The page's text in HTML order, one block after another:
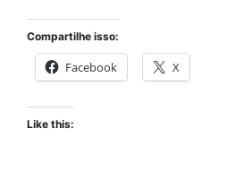
Compartilhe isso:
Facebook X
Like this: